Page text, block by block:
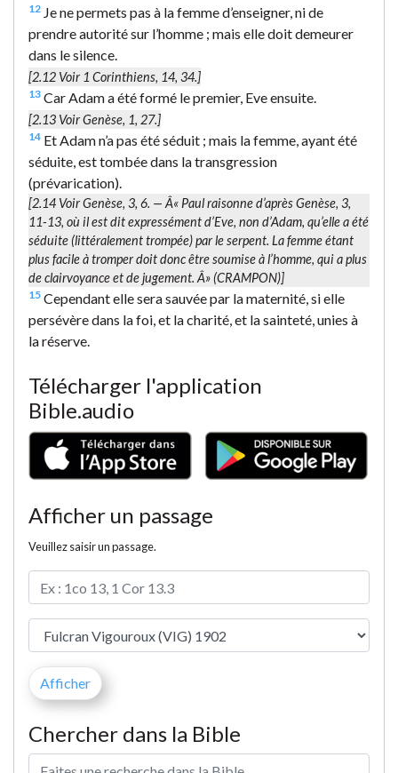
12 Je ne permets pas à la femme d’enseigner, ni de
prendre autorité sur l’homme ; mais elle doit demeurer
dans le silence.
[2.12 Voir 1 Corinthiens, 14, 34.]
13 Car Adam a été formé le premier, Eve ensuite.
[2.13 Voir Genèse, 1, 27.]
14 Et Adam n’a pas été séduit ; mais la femme, ayant été
séduite, est tombée dans la transgression
(prévarication).
[2.14 Voir Genèse, 3, 6. — Â« Paul raisonne d’après Genèse, 3,
11-13, où il est dit expressément d’Eve, non d’Adam, qu’elle a été
séduite (littéralementtrompée) par le serpent. La femme étant
plus facile à tromper doit donc être soumise à l’homme, qui a plus
de clairvoyance et de jugement. Â» (CRAMPON)]
15 Cependant elle sera sauvée par la maternité, si elle
persévère dans la foi, et la charité, et la sainteté, unies à
la réserve.
Télécharger l'application
Bible.audio
Afficher un passage
Veuillez saisir un passage.
Chercher dans la Bible